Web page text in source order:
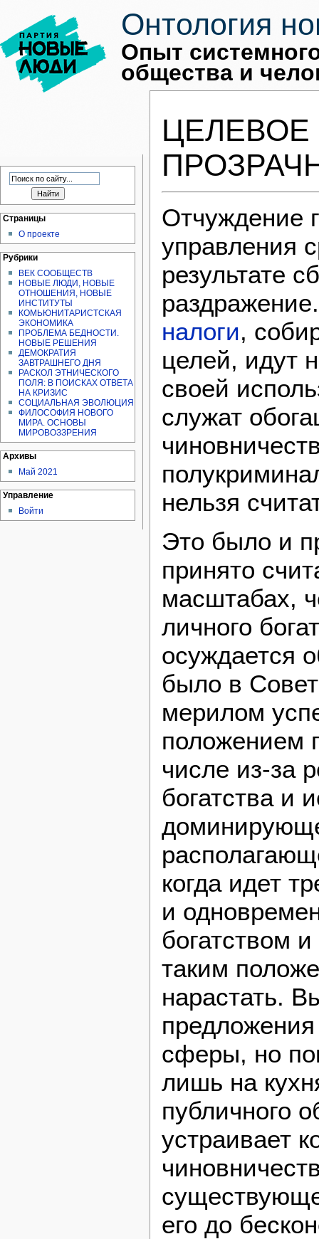
Онтология
Опыт
общества и
Страницы
О проекте
Рубрики
ВЕК СООБЩЕСТВ
НОВЫЕ ЛЮДИ, НОВЫЕ
ОТНОШЕНИЯ, НОВЫЕ
ИНСТИТУТЫ
КОМЬЮНИТАРИСТСКАЯ
ЭКОНОМИКА
ПРОБЛЕМА БЕДНОСТИ.
НОВЫЕ РЕШЕНИЯ
ДЕМОКРАТИЯ
ЗАВТРАШНЕГО ДНЯ
РАСКОЛ ЭТНИЧЕСКОГО
ПОЛЯ: В ПОИСКАХ ОТВЕТА
НА КРИЗИС
СОЦИАЛЬНАЯ ЭВОЛЮЦИЯ
ФИЛОСОФИЯ НОВОГО
МИРА. ОСНОВЫ
МИРОВОЗЗРЕНИЯ
Архивы
Май 2021
Управление
Войти
Отчуждение
управления
результате
налоги,
целей, идут
своей
служат
нельзя
Это было и
принято
масштабах,
личного
осуждается
было в
мерилом
положением
числе из-за
богатства и
когда идет
и
богатством
таким
нарастать.
сферы, но
лишь на
публичного
устраивает
его до